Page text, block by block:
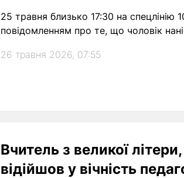
25 травня близько 17:30 на спецлінію
повідомленням про те, що чоловік
26 травня 2026, 07:55
Вчитель з великої
відійшов у вічність